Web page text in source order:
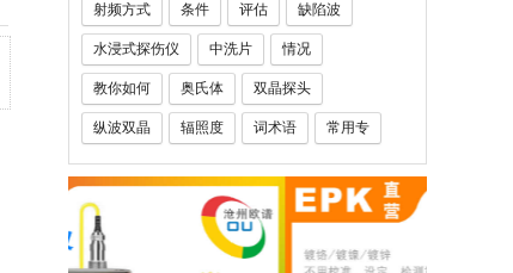
射频方式 条件 评估 缺陷波
水浸式探伤仪 中洗片 情况
教你如何 奥氏体 双晶探头
纵波双晶 辐照度 词术语 常用专
钢厚度 玻璃钢厚度仪 铅笔硬度计
人员 千分表 百分表